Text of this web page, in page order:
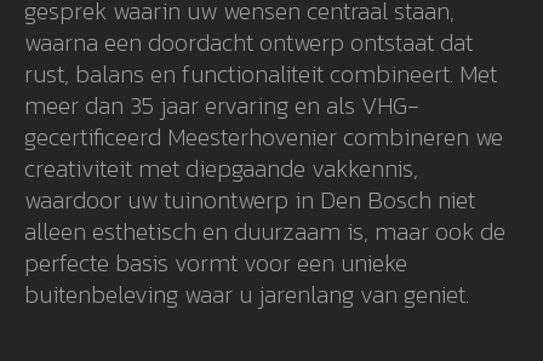
gesprek waarin uw wensen centraal staan,
waarna een doordacht ontwerp ontstaat dat
rust, balans en functionaliteit combineert. Met
meer dan 35 jaar ervaring en als VHG-
gecertificeerd Meesterhovenier combineren we
creativiteit met diepgaande vakkennis,
waardoor uw tuinontwerp in Den Bosch niet
alleen esthetisch en duurzaam is, maar ook de
perfecte basis vormt voor een unieke
buitenbeleving waar u jarenlang van geniet.